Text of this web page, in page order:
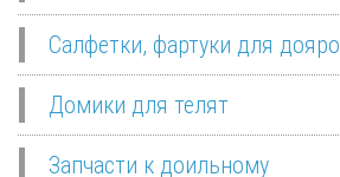
Салфетки, фартуки для
Домики для телят
Запчасти к доильному